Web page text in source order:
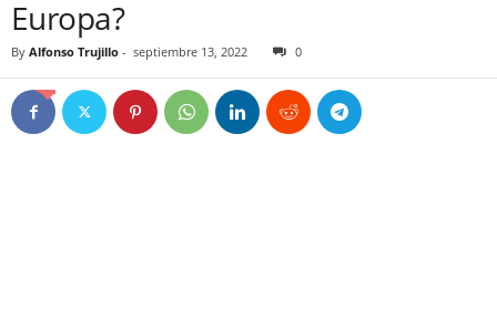
Europa?
By Alfonso Trujillo - septiembre 13, 2022 0